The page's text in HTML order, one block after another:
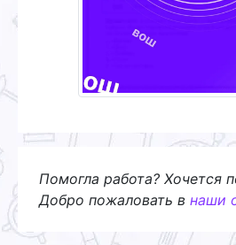
Помогла работа? Хочется
Добро пожаловать в наши